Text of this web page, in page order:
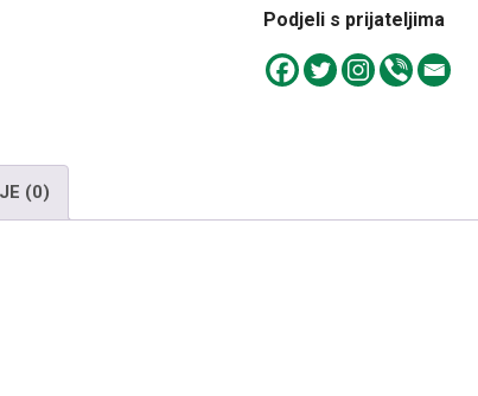
Podjeli s prijateljima
(0)